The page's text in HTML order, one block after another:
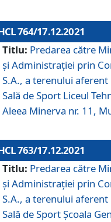
764/17.12.2021
Titlu: Predarea către
și Administrației prin
S.A., a terenului
Sală de Sport Liceul
Aleea Minerva nr. 11,
763/17.12.2021
Titlu: Predarea către
și Administrației prin
S.A., a terenului
Sală de Sport Școala